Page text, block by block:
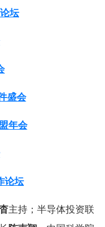
坛
盛会
年会
论坛
主持；半导体投资联